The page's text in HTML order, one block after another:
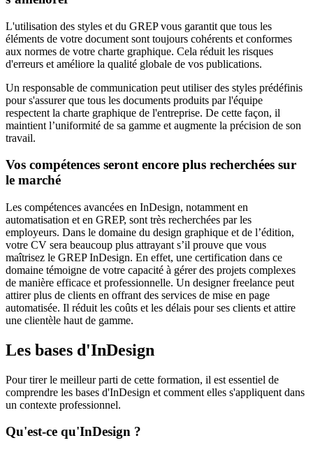
L'utilisation des styles et du GREP vous garantit que tous les
éléments de votre document sont toujours cohérents et conformes
aux normes de votre charte graphique. Cela réduit les risques
d'erreurs et améliore la qualité globale de vos publications.
Un responsable de communication peut utiliser des styles prédéfinis
pour s'assurer que tous les documents produits par l'équipe
respectent la charte graphique de l'entreprise. De cette façon, il
maintient l’uniformité de sa gamme et augmente la précision de son
travail.
Vos compétences seront encore plus recherchées sur
le marché
Les compétences avancées en InDesign, notamment en
automatisation et en GREP, sont très recherchées par les
employeurs. Dans le domaine du design graphique et de l’édition,
votre CV sera beaucoup plus attrayant s’il prouve que vous
maîtrisez le GREP InDesign. En effet, une certification dans ce
domaine témoigne de votre capacité à gérer des projets complexes
de manière efficace et professionnelle. Un designer freelance peut
attirer plus de clients en offrant des services de mise en page
automatisée. Il réduit les coûts et les délais pour ses clients et attire
une clientèle haut de gamme.
Les bases d'InDesign
Pour tirer le meilleur parti de cette formation, il est essentiel de
comprendre les bases d'InDesign et comment elles s'appliquent dans
un contexte professionnel.
Qu'est-ce qu'InDesign ?